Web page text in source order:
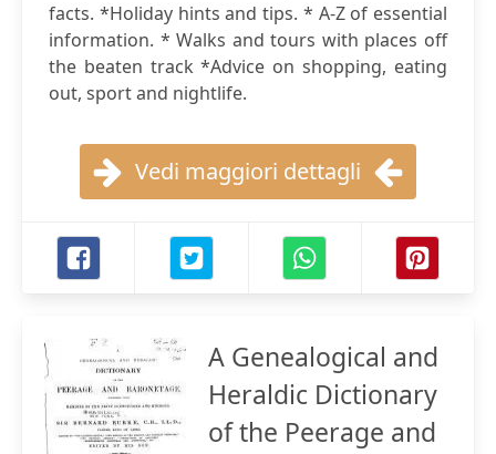
facts. *Holiday hints and tips. * A-Z of essential
information. * Walks and tours with places off
the beaten track *Advice on shopping, eating
out, sport and nightlife.
Vedi maggiori dettagli
A Genealogical and
Heraldic Dictionary
of the Peerage and